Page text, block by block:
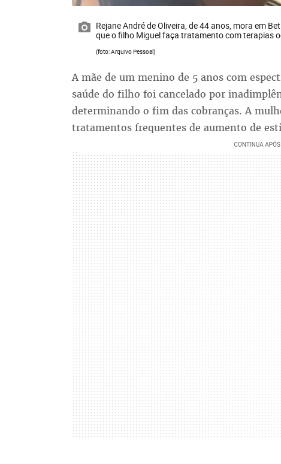
Rejane André de Oliveira, de 44 anos, mora em
que o filho Miguel faça tratamento com terapias
(foto: Arquivo Pessoal)
A mãe de um menino de 5 anos com
saúde do filho foi cancelado por
determinando o fim das cobranças. A
tratamentos frequentes de aumento de